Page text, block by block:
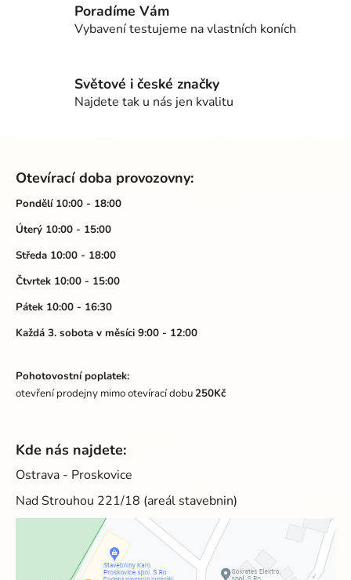
r
y
v
s
Poradíme Vám
Vybavení testujeme na vlastních koních
Světové i české značky
Najdete tak u nás jen kvalitu
Otevírací doba provozovny:
Pondělí 10:00 - 18:00
Úterý 10:00 - 15:00
Středa 10:00 - 18:00
Čtvrtek 10:00 - 15:00
Pátek 10:00 - 16:30
Každá 3. sobota v měsíci 9:00 - 12:00
Pohotovostní poplatek:
otevření prodejny mimo otevírací dobu250Kč
Kde nás najdete:
Ostrava - Proskovice
Nad Strouhou 221/18 (areál stavebnin)